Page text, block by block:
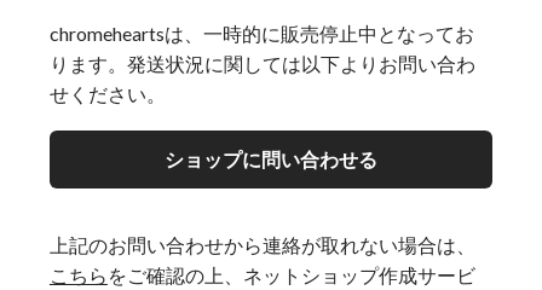
chromeheartsは、一時的に販売停止中となってお
ります。発送状況に関しては以下よりお問い合わ
せください。
ショップに問い合わせる
上記のお問い合わせから連絡が取れない場合は、
こちら をご確認の上、ネットショップ作成サービ